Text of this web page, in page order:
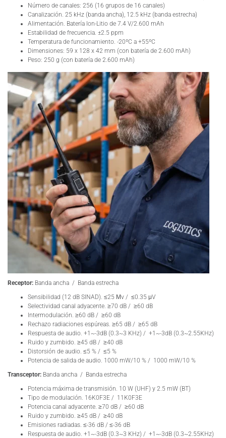
Número de canales: 256 (16 grupos de 16 canales)
Canalización. 25 kHz (banda ancha), 12.5 kHz (banda estrecha)
Alimentación. Batería Ion-Litio de 7.4 V/2.600 mAh
Estabilidad de frecuencia. ±2.5 ppm
Temperatura de funcionamiento. -20ºC a +55ºC
Dimensiones: 59 x 128 x 42 mm (con batería de 2.600 mAh)
Peso: 250 g (con batería de 2.600 mAh)
Receptor: Banda ancha / Banda estrecha
Sensibilidad (12 dB SINAD). ≤25 Μv / ≤0.35 μV
Selectividad canal adyacente. ≥70 dB / ≥60 dB
Intermodulación. ≥60 dB / ≥60 dB
Rechazo radiaciones espúreas. ≥65 dB / ≥65 dB
Respuesta de audio. +1~-3dB (0.3~3 KHz) / +1~-3dB (0.3~2.55KHz)
Ruido y zumbido. ≥45 dB / ≥40 dB
Distorsión de audio. ≤5 % / ≤5 %
Potencia de salida de audio. 1000 mW/10 % / 1000 mW/10 %
Transceptor: Banda ancha / Banda estrecha
Potencia máxima de transmisión. 10 W (UHF) y 2.5 mW (BT)
Tipo de modulación. 16K0F3E / 11K0F3E
Potencia canal adyacente. ≥70 dB / ≥60 dB
Ruido y zumbido. ≥45 dB / ≥40 dB
Emisiones radiadas. ≤-36 dB / ≤-36 dB
Respuesta de audio. +1~-3dB (0.3~3 KHz) / +1~-3dB (0.3~2.55KHz)